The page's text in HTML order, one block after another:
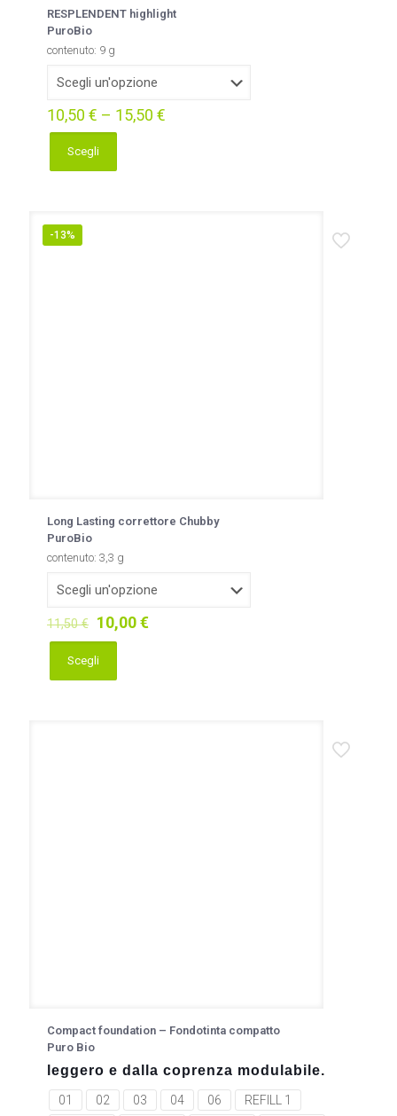
RESPLENDENT highlight
PuroBio
contenuto: 9 g
10,50 € – 15,50 €
Scegli
Questo
prodotto
varianti.
Le
-13%
Long Lasting correttore Chubby
PuroBio
contenuto: 3,3 g
11,50€ Il
prezzo
originale
10,00€Il
Scegli
Questo
prodotto
Compact foundation – Fondotinta compatto
Puro Bio
leggero e dalla coprenza modulabile.
01 02 03 04 06
REFILL 1